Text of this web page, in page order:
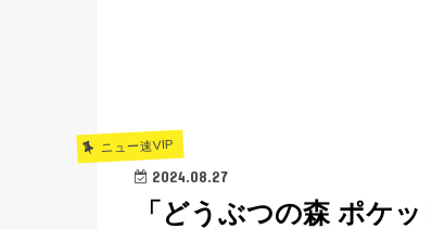
ニュー速VIP
2024.08.27
「どうぶつの森 ポケ